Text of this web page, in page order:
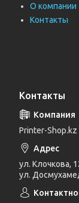
О компании
Контакты
Контакты
Printer-
ул. Клочкова,
ул.